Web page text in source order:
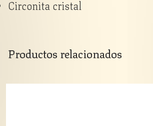
Circonita cristal
Productos relacionados